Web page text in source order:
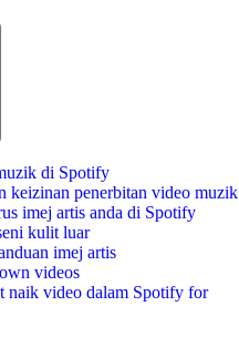
di Spotify
keizinan penerbitan video muzik
imej artis anda di Spotify
kulit luar
imej artis
videos
naik video dalam Spotify for